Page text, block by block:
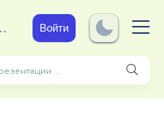
Войти